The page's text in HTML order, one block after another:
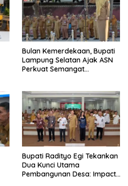
Bulan Kemerdekaan, Bupati
Lampung Selatan Ajak ASN
Perkuat Semangat
Bupati Radityo Egi Tekankan
Dua Kunci Utama
Pembangunan Desa: Impact